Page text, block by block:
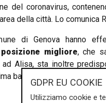
del coronavirus,
della città. Lo comunica
di Genova hanno
migliore, che
Alisa, sta inoltre
battuta
GDPR EU COOKIE
Utilizziamo cookie e